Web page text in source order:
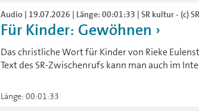
Audio | 19.07.2026 | Länge: 00:01:33 | SR kultur - (c) SR
Für Kinder: Gewöhnen
Das christliche Wort für Kinder von Rieke
Text des SR-Zwischenrufs kann man auch im
Länge: 00:01:33